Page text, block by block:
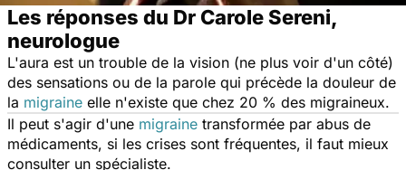
Les réponses du Dr Carole Sereni,
neurologue
L'aura est un trouble de la vision (ne plus voir d'un côté)
des sensations ou de la parole qui précède la douleur de
la migraine elle n'existe que chez 20 % des migraineux.
Il peut s'agir d'une migraine transformée par abus de
médicaments, si les crises sont fréquentes, il faut mieux
consulter un spécialiste.